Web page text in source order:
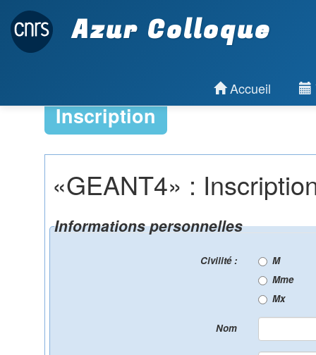
Azur Colloque
Accueil
Inscription
«GEANT4» :
Informations personnelles
Civilité :
M
Mme
Mx
Nom